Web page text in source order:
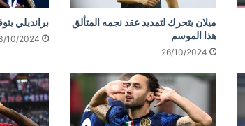
ميلان يتحرك لتمديد عقد نجمه المتألق
هذا الموسم
26/10/2024
برانديلي
10/2024